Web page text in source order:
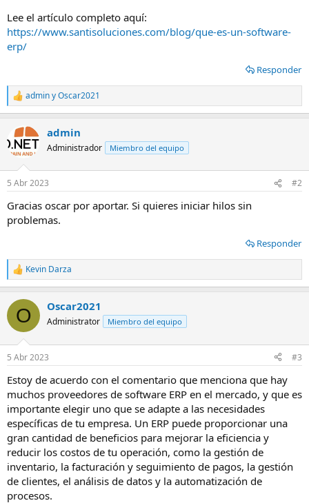
Lee el artículo completo aquí:
https://www.santisoluciones.com/blog/que-es-un-software-
erp/
Responder
R
e
c
c
i
e
:
adminyOscar2021
admin
Administrador Miembro del equipo
5 Abr 2023 #2
Gracias oscar por aportar. Si quieres iniciar hilos sin
problemas.
Responder
R
e
c
i
e
:
Kevin Darza
O Oscar2021
Administrator Miembro del equipo
5 Abr 2023 #3
Estoy de acuerdo con el comentario que menciona que hay
muchos proveedores de software ERP en el mercado, y que es
importante elegir uno que se adapte a las necesidades
específicas de tu empresa. Un ERP puede proporcionar una
gran cantidad de beneficios para mejorar la eficiencia y
reducir los costos de tu operación, como la gestión de
inventario, la facturación y seguimiento de pagos, la gestión
de clientes, el análisis de datos y la automatización de
procesos.